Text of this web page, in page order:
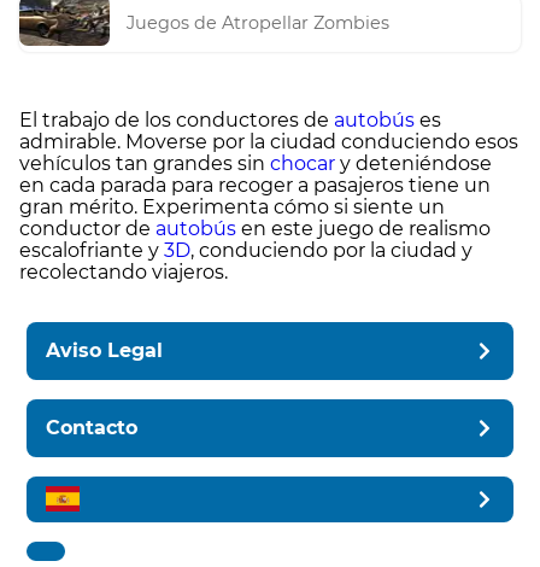
Juegos de Atropellar Zombies
El trabajo de los conductores de autobús es
admirable. Moverse por la ciudad conduciendo esos
vehículos tan grandes sin chocar y deteniéndose
en cada parada para recoger a pasajeros tiene un
gran mérito. Experimenta cómo si siente un
conductor de autobús en este juego de realismo
escalofriante y 3D, conduciendo por la ciudad y
recolectando viajeros.
Aviso Legal
Contacto